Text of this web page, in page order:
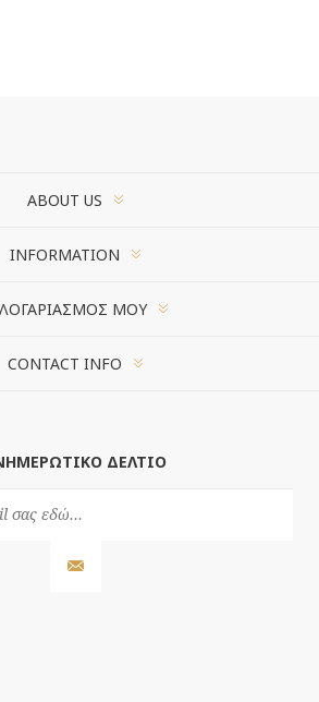
ABOUT US
INFORMATION
ΜΟΥ
CONTACT INFO
ΔΕΛΤΊΟ